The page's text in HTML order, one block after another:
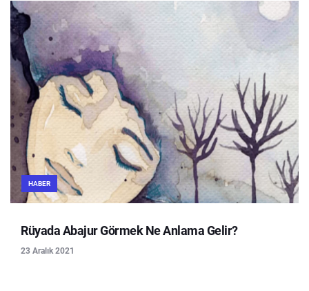
HABER
Rüyada Abajur Görmek Ne Anlama Gelir?
23 Aralık 2021